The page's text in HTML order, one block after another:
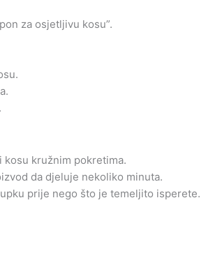
za osjetljivu kosu”.
kružnim pokretima.
da djeluje nekoliko minuta.
prije nego što je temeljito isperete.